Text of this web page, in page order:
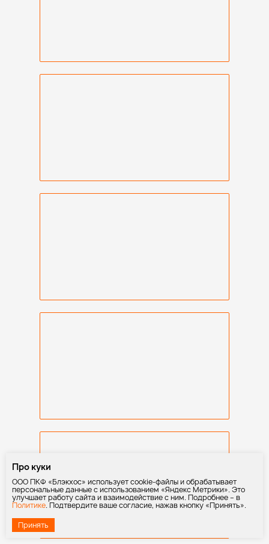
Про куки
ООО ПКФ «Блэкхос» использует cookie-файлы и обрабатывает
персональные данные с использованием «Яндекс Метрики». Это
улучшает работу сайта и взаимодействие с ним. Подробнее – в
Политике. Подтвердите ваше согласие, нажав кнопку «Принять».
Принять